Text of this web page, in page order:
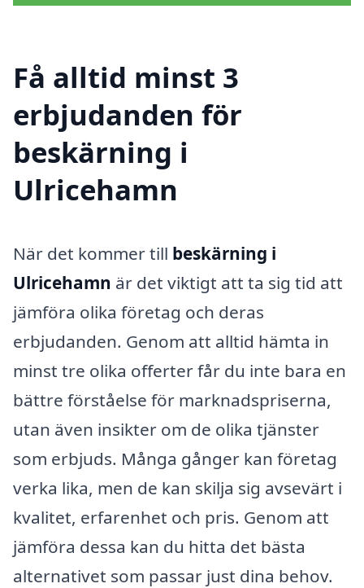
Få alltid minst 3
erbjudanden för
beskärning i
Ulricehamn
När det kommer till beskärning i
Ulricehamn är det viktigt att ta sig tid att
jämföra olika företag och deras
erbjudanden. Genom att alltid hämta in
minst tre olika offerter får du inte bara en
bättre förståelse för marknadspriserna,
utan även insikter om de olika tjänster
som erbjuds. Många gånger kan företag
verka lika, men de kan skilja sig avsevärt i
kvalitet, erfarenhet och pris. Genom att
jämföra dessa kan du hitta det bästa
alternativet som passar just dina behov.